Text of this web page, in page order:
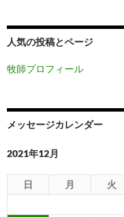
人気の投稿とページ
牧師プロフィール
メッセージカレンダー
2021年12月
日 月 火